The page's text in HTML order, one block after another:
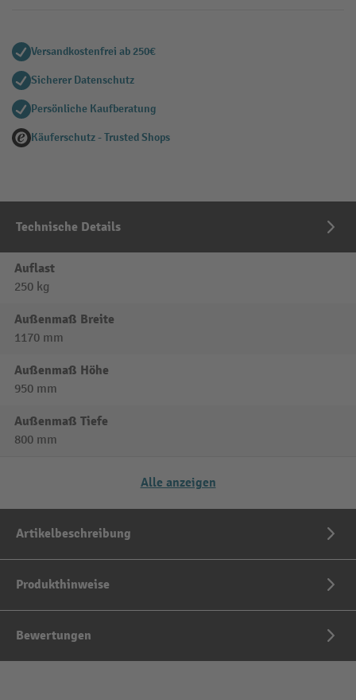
Versandkostenfrei ab 250€
Sicherer Datenschutz
Persönliche Kaufberatung
Käuferschutz - Trusted Shops
Technische Details
Auflast
250 kg
Außenmaß Breite
1170 mm
Außenmaß Höhe
950 mm
Außenmaß Tiefe
800 mm
Alle anzeigen
Artikelbeschreibung
Produkthinweise
Bewertungen